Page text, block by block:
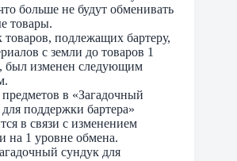
больше не будут обменивать
товары.
подлежащих бартеру,
с земли до товаров 1
был изменен следующим
в «Загадочный
поддержки бартера»
в связи с изменением
на 1 уровне обмена.
сундук для